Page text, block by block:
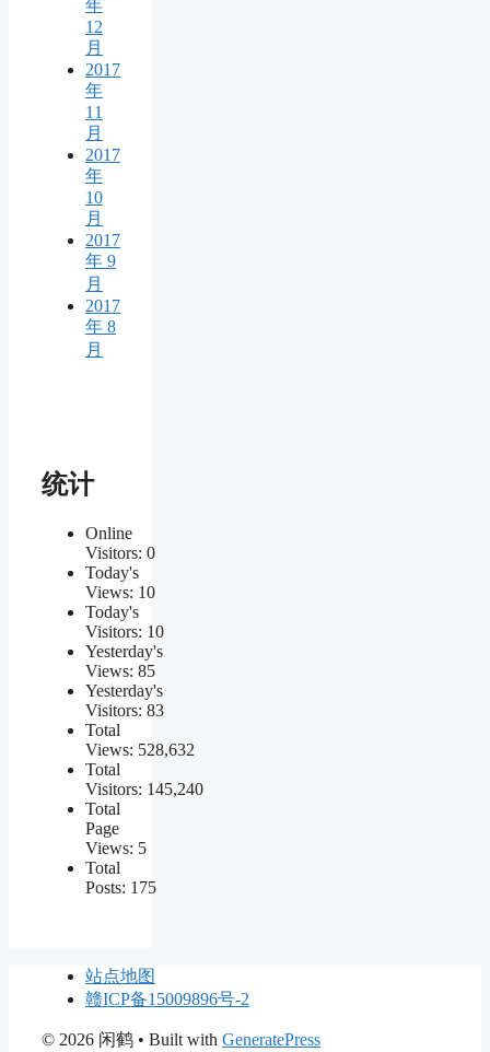
年
12
月
2017
年
11
月
2017
年
10
月
2017
年 9
月
2017
年 8
月
统计
Online
Visitors: 0
Today's
Views: 10
Today's
Visitors: 10
Yesterday's
Views: 85
Yesterday's
Visitors: 83
Total
Views: 528,632
Total
Visitors: 145,240
Total
Page
Views: 5
Total
Posts: 175
站点地图
赣ICP备15009896号-2
© 2026 闲鹤 • Built with GeneratePress